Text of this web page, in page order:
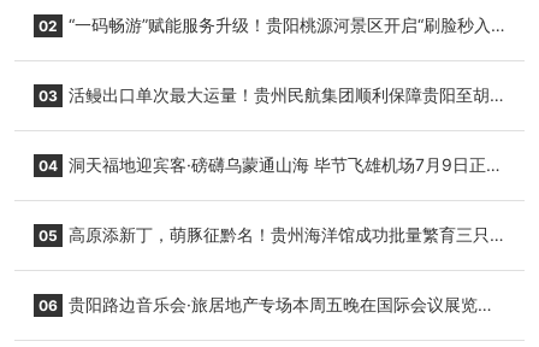
02 “一码畅游”赋能服务升级！贵阳桃源河景区开启“刷脸秒入
03 活鳗出口单次最大运量！贵州民航集团顺利保障贵阳至胡
04 洞天福地迎宾客·磅礴乌蒙通山海 毕节飞雄机场7月9日正式
05 高原添新丁，萌豚征黔名！贵州海洋馆成功批量繁育三只
06 贵阳路边音乐会·旅居地产专场本周五晚在国际会议展览中